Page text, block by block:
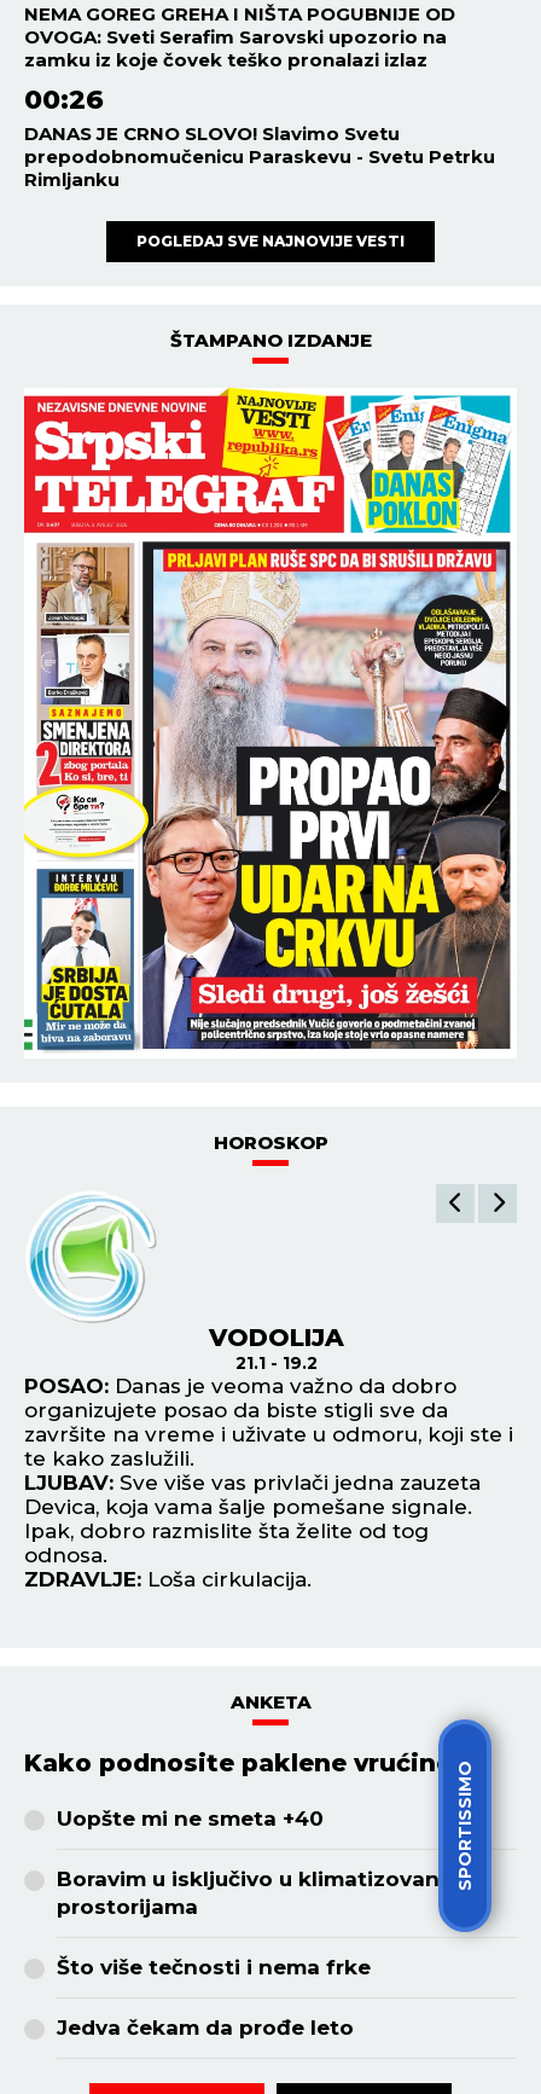
SPORTISSIMO
NEMA GOREG GREHA I NIŠTA POGUBNIJE OD
OVOGA: Sveti Serafim Sarovski upozorio na
zamku iz koje čovek teško pronalazi izlaz
00:26
DANAS JE CRNO SLOVO! Slavimo Svetu
prepodobnomučenicu Paraskevu - Svetu Petrku
Rimljanku
POGLEDAJ SVE NAJNOVIJE VESTI
ŠTAMPANO IZDANJE
HOROSKOP
VODOLIJA
21.1 - 19.2
POSAO: Danas je veoma važno da dobro
organizujete posao da biste stigli sve da
završite na vreme i uživate u odmoru, koji ste i
te kako zaslužili.
LJUBAV: Sve više vas privlači jedna zauzeta
Devica, koja vama šalje pomešane signale.
Ipak, dobro razmislite šta želite od tog
odnosa.
ZDRAVLJE: Loša cirkulacija.
ANKETA
Kako podnosite paklene vrućine?
Uopšte mi ne smeta +40
Boravim u isključivo u klimatizovanim
prostorijama
Što više tečnosti i nema frke
Jedva čekam da prođe leto